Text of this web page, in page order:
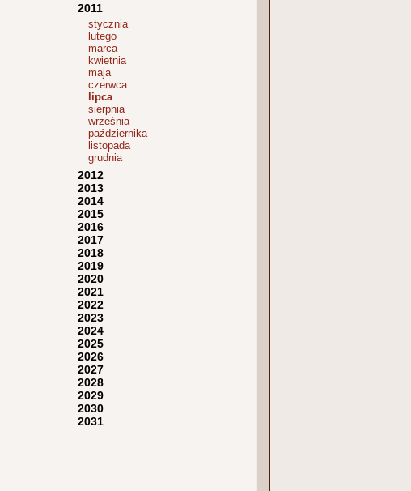
2011
stycznia
lutego
marca
kwietnia
maja
czerwca
lipca
sierpnia
września
października
listopada
grudnia
2012
2013
2014
2015
2016
2017
2018
2019
2020
2021
2022
2023
2024
2025
2026
2027
2028
2029
2030
2031